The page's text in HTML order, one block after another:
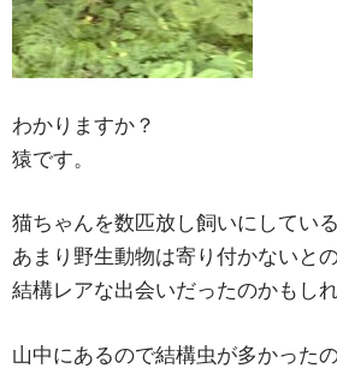
わかりますか？
猿です。
猫ちゃんを数匹放し飼いにしてい
あまり野生動物は寄り付かないとの
結構レアな出会いだったのかもしれ
山中にあるので結構虫が多かった